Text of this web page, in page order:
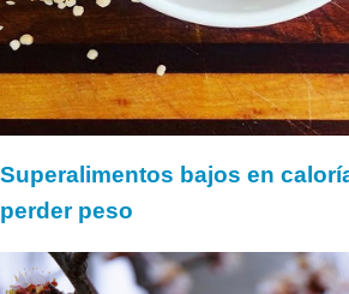
Superalimentos bajos en
perder peso